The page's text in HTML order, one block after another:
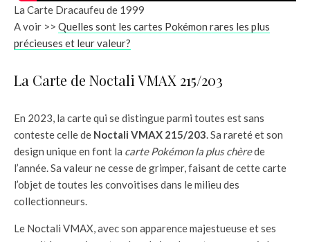
La Carte Dracaufeu de 1999
A voir >> Quelles sont les cartes Pokémon rares les plus
précieuses et leur valeur?
La Carte de Noctali VMAX 215/203
En 2023, la carte qui se distingue parmi toutes est sans
conteste celle de Noctali VMAX 215/203. Sa rareté et son
design unique en font la carte Pokémon la plus chèrede
l’année. Sa valeur ne cesse de grimper, faisant de cette carte
l’objet de toutes les convoitises dans le milieu des
collectionneurs.
Le Noctali VMAX, avec son apparence majestueuse et ses